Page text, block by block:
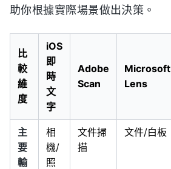
助你根據實際場景做出決策。
比
較
維
度
iOS
即
時
文
字
Adobe
Scan
Microsoft
Lens
主
要
輸
相
機/
照
文件掃
描
文件/白板